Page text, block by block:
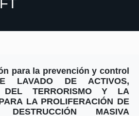
para la prevención y control
LAVADO DE ACTIVOS,
DEL TERRORISMO Y LA
LA PROLIFERACIÓN DE
MASIVA